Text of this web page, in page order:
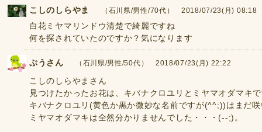
こしのしらやま （石川県/男性/70代） 2018/07/23(月) 08:18
白花ミヤマリンドウ清楚で綺麗ですね
何を探されていたのですか？気になります
ぷうさん （石川県/男性/50代） 2018/07/23(月) 22:22
こしのしらやまさん
見つけたかったお花は、キバナクロユリとミヤマオダマキ
キバナクロユリ(黄色か黒か微妙な名前ですが(^^;))はまだ
ミヤマオダマキは全然分かりませんでした・・・(--;)。